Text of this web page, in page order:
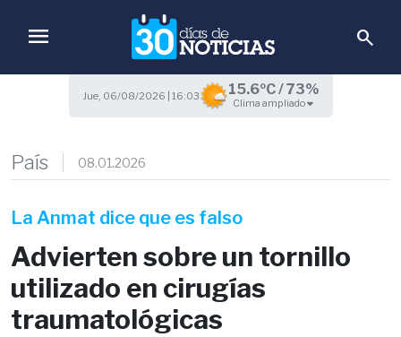
menu search
Jue, 06/08/2026 | 16:03 15.6ºC / 73%
Clima ampliado
País 08.01.2026
La Anmat dice que es falso
Advierten sobre un tornillo
utilizado en cirugías
traumatológicas